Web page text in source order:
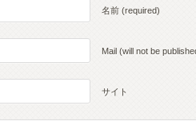
名前 (required)
Mail (will not be
サイト